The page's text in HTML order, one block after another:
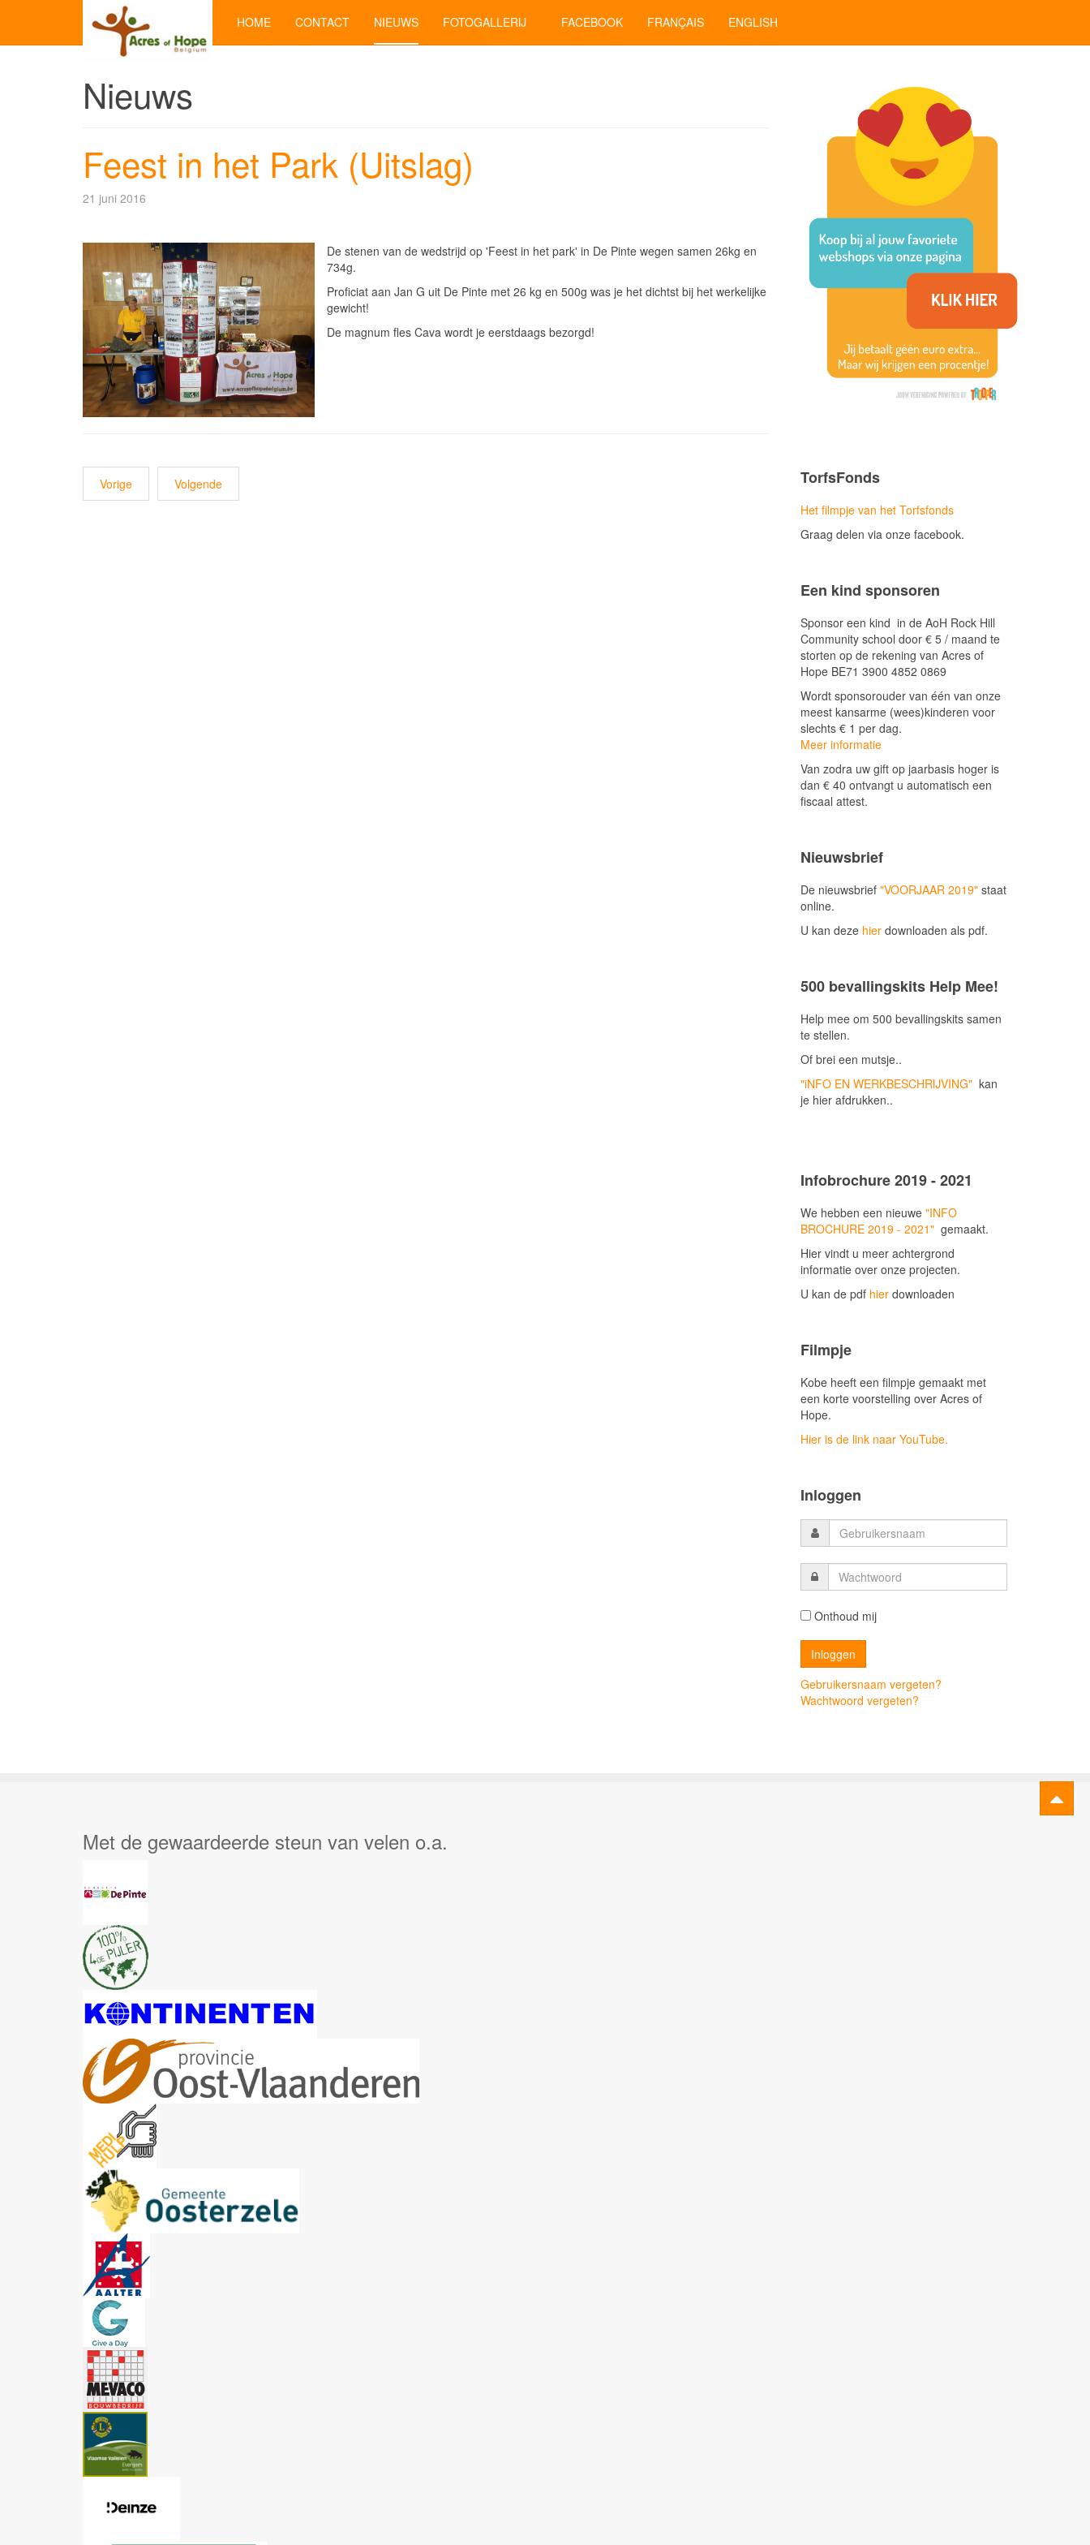
HOME CONTACT NIEUWS FOTOGALLERIJ FACEBOOK FRANÇAIS ENGLISH
Nieuws
Feest in het Park (Uitslag)
21 juni 2016
De stenen van de wedstrijd op 'Feest in het park' in De Pinte wegen samen 26kg en
734g.
Proficiat aan Jan G uit De Pinte met 26 kg en 500g was je het dichtst bij het werkelijke
gewicht!
De magnum fles Cava wordt je eerstdaags bezorgd!
Vorige Volgende TorfsFonds
Het filmpje van het Torfsfonds
Graag delen via onze facebook.
Een kind sponsoren
Sponsor een kind in de AoH Rock Hill
Community school door € 5 / maand te
storten op de rekening van Acres of
Hope BE71 3900 4852 0869
Wordt sponsorouder van één van onze
meest kansarme (wees)kinderen voor
slechts € 1 per dag.
Meer informatie
Van zodra uw gift op jaarbasis hoger is
dan € 40 ontvangt u automatisch een
fiscaal attest.
Nieuwsbrief
De nieuwsbrief "VOORJAAR 2019" staat
online.
U kan deze hier downloaden als pdf.
500 bevallingskits Help Mee!
Help mee om 500 bevallingskits samen
te stellen.
Of brei een mutsje..
"iNFO EN WERKBESCHRIJVING" kan
je hier afdrukken..
Infobrochure 2019 - 2021
We hebben een nieuwe "INFO
BROCHURE 2019 - 2021" gemaakt.
Hier vindt u meer achtergrond
informatie over onze projecten.
U kan de pdf hier downloaden
Filmpje
Kobe heeft een filmpje gemaakt met
een korte voorstelling over Acres of
Hope.
Hier is de link naar YouTube.
Inloggen
Onthoud mij
Gebruikersnaam vergeten?
Wachtwoord vergeten?
Met de gewaardeerde steun van velen o.a.